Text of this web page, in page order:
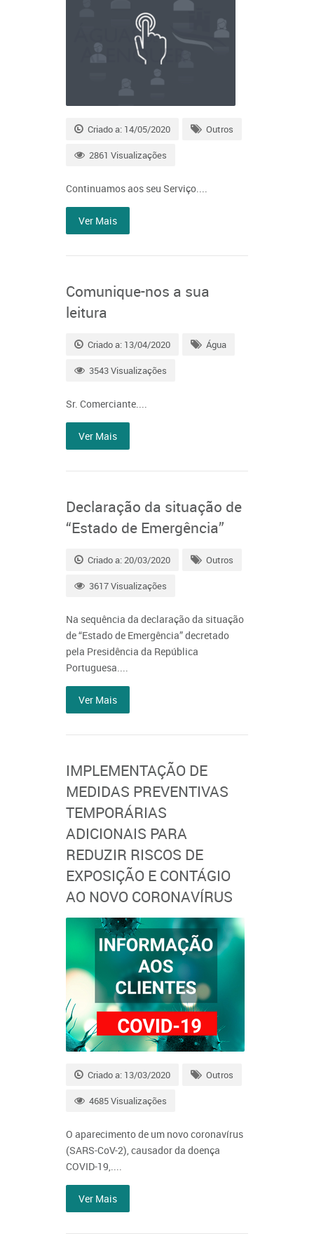
Criado a: 14/05/2020 Outros
2861 Visualizações
Continuamos aos seu Serviço....
Ver Mais
Comunique-nos a sua
leitura
Criado a: 13/04/2020 Água
3543 Visualizações
Sr. Comerciante....
Ver Mais
Declaração da situação de
“Estado de Emergência”
Criado a: 20/03/2020 Outros
3617 Visualizações
Na sequência da declaração da situação
de “Estado de Emergência” decretado
pela Presidência da República
Portuguesa....
Ver Mais
IMPLEMENTAÇÃO DE
MEDIDAS PREVENTIVAS
TEMPORÁRIAS
ADICIONAIS PARA
REDUZIR RISCOS DE
EXPOSIÇÃO E CONTÁGIO
AO NOVO CORONAVÍRUS
Criado a: 13/03/2020 Outros
4685 Visualizações
O aparecimento de um novo coronavírus
(SARS-CoV-2), causador da doença
COVID-19,....
Ver Mais